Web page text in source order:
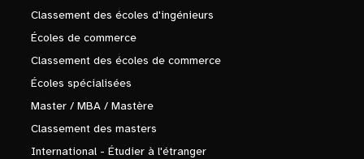
Classement des écoles d'ingénieurs
Écoles de commerce
Classement des écoles de commerce
Écoles spécialisées
Master / MBA / Mastère
Classement des masters
International - Étudier à l'étranger